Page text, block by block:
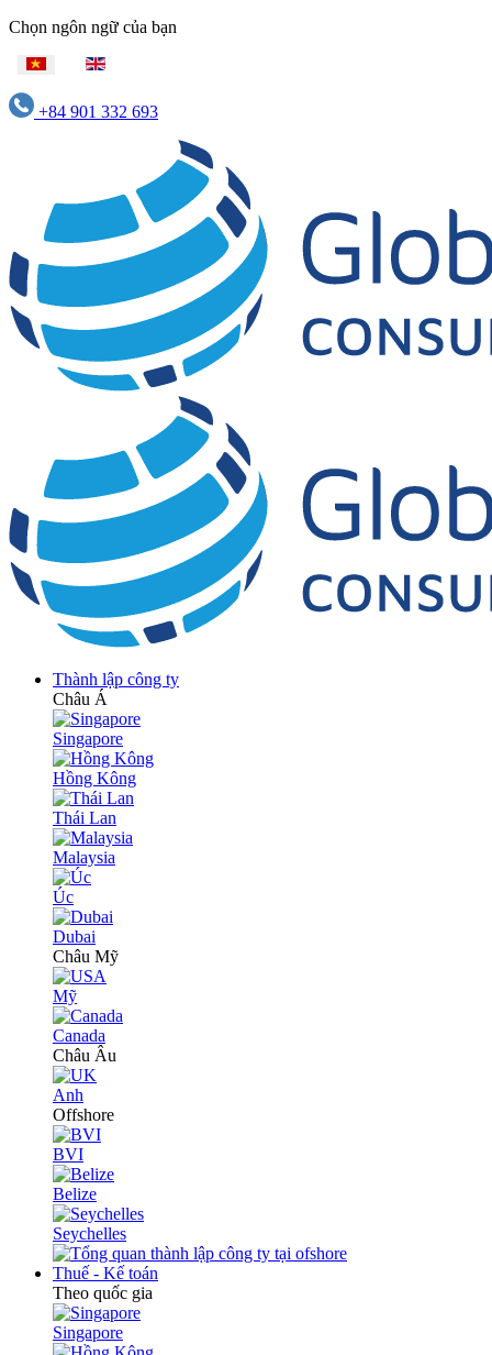
Chọn ngôn ngữ của bạn
+84 901 332 693
Thành lập công ty
Châu Á
Singapore
Hồng Kông
Thái Lan
Malaysia
Úc
Dubai
Châu Mỹ
Mỹ
Canada
Châu Âu
Anh
Offshore
BVI
Belize
Seychelles
Thuế - Kế toán
Theo quốc gia
Singapore